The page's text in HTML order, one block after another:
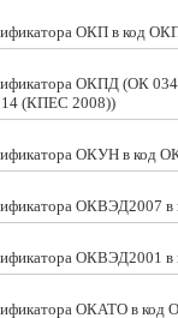
ОКП в код
ОКПД (ОК
(КПЕС 2008))
ОКУН в код
ОКВЭД2007
ОКВЭД2001
ОКАТО в